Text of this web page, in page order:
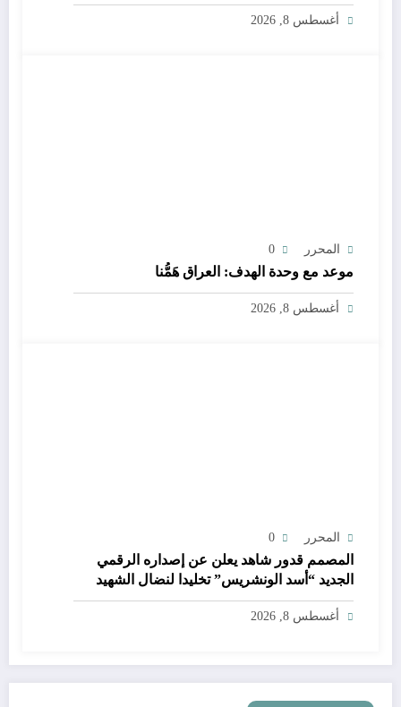
أغسطس 8, 2026
المحرر 0
موعد مع وحدة الهدف: العراق هَمُّنا
أغسطس 8, 2026
المحرر 0
المصمم قدور شاهد يعلن عن إصداره الرقمي
الجديد “أسد الونشريس” تخليدا لنضال الشهيد
الجيلالي بونعامة
أغسطس 8, 2026